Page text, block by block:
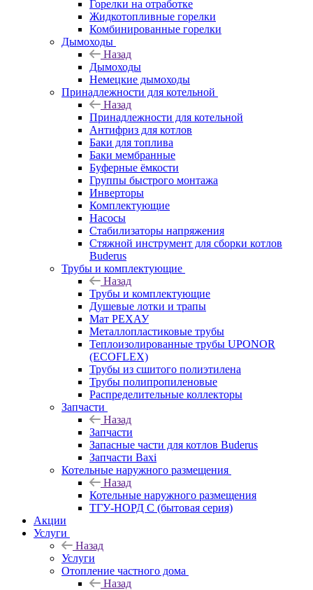
Горелки на отработке
Жидкотопливные горелки
Комбинированные горелки
Дымоходы
Назад
Дымоходы
Немецкие дымоходы
Принадлежности для котельной
Назад
Принадлежности для котельной
Антифриз для котлов
Баки для топлива
Баки мембранные
Буферные ёмкости
Группы быстрого монтажа
Инверторы
Комплектующие
Насосы
Стабилизаторы напряжения
Стяжной инструмент для сборки котлов
Buderus
Трубы и комплектующие
Назад
Трубы и комплектующие
Душевые лотки и трапы
Мат РЕХАУ
Металлопластиковые трубы
Теплоизолированные трубы UPONOR
(ECOFLEX)
Трубы из сшитого полиэтилена
Трубы полипропиленовые
Распределительные коллекторы
Запчасти
Назад
Запчасти
Запасные части для котлов Buderus
Запчасти Baxi
Котельные наружного размещения
Назад
Котельные наружного размещения
ТГУ-НОРД С (бытовая серия)
Акции
Услуги
Назад
Услуги
Отопление частного дома
Назад